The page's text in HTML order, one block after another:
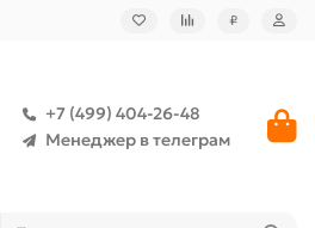
₽
+7 (499) 404-26-48
Менеджер в телеграм